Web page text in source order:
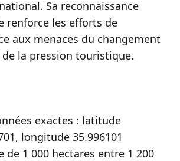
Sa reconnaissance
renforce les efforts de
aux menaces du changement
la pression touristique.
exactes : latitude
longitude 35.996101
de 1 000 hectares entre 1 200